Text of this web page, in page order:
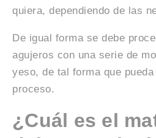
quiera, dependiendo de las
De igual forma se debe
agujeros con una serie de
yeso, de tal forma que
proceso.
¿Cuál es el